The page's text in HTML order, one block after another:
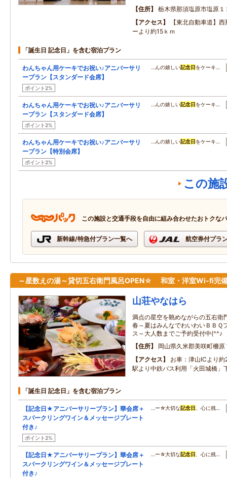
住所
栃木県那須塩原市塩原１
アクセス
【東北自動車道】
ーより約15ｋｍ
「誕生日 記念日」を含む宿泊プラン
わんちゃん用ケーキでお祝い♪アニバーサリ
ープラン【スタンダード会席】
ポイント2%
…んの嬉しい記念日 をケーキ…
わんちゃん用ケーキでお祝い♪アニバーサリ
ープラン【スタンダード会席】
ポイント2%
…んの嬉しい記念日 をケーキ…
わんちゃん用ケーキでお祝い♪アニバーサリ
ープラン【特別会席】
ポイント2%
…んの嬉しい記念日 をケーキ…
この施
この施設と交通手段を自由に組み合わせたおトクな
新幹線/特急付プラン一覧へ 航空券付プラ
～星数えの湯～貸切五右衛門風呂OPEN☆ 和室・洋室Wi-fi完
山荘やなはら
満点の星空を眺めながらの五右
春～夏はみんなでわいわいＢＢＱ
ス～大人数までご予約受付中(^^♪
住所
岡山県久米郡美咲町柵
アクセス
お車：津山ICより
駅より中鉄バス利用「火田城橋」
「誕生日 記念日」を含む宿泊プラン
【記念日★アニバーサリープラン】華会席＋
スパークリングワイン＆メッセージプレート
付き♪
ポイント2%
…ー☆大切な記念日 、心に残…
【記念日★アニバーサリープラン】華会席＋
スパークリングワイン＆メッセージプレート
付き♪
…ー☆大切な記念日 、心に残…